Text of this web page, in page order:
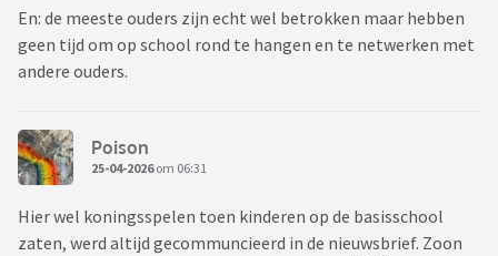
En: de meeste ouders zijn echt wel betrokken maar hebben
geen tijd om op school rond te hangen en te netwerken met
andere ouders.
Poison
25-04-2026om 06:31
Hier wel koningsspelen toen kinderen op de basisschool
zaten, werd altijd gecommuncieerd in de nieuwsbrief. Zoon